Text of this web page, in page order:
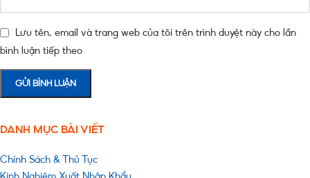
Lưu tên, email và trang web của tôi trên trình duyệt này cho lần
bình luận tiếp theo
DANH MỤC BÀI VIẾT
Chính Sách & Thủ Tục
Kinh Nghiệm Xuất Nhập Khẩu